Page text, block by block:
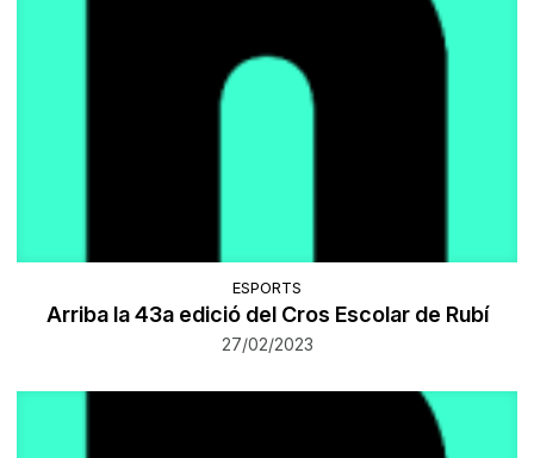
ESPORTS
Arriba la 43a edició del Cros Escolar de Rubí
27/02/2023